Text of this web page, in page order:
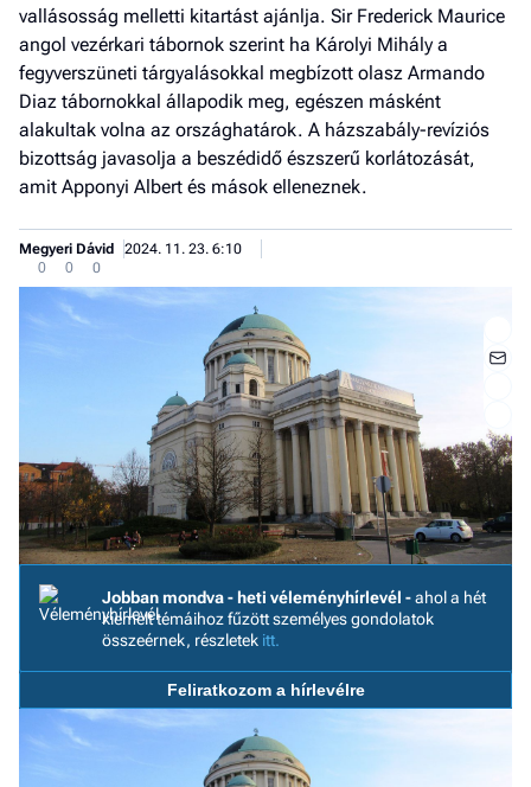
-
vallásosság melletti kitartást ajánlja. Sir Frederick Maurice
angol vezérkari tábornok szerint ha Károlyi Mihály a
fegyverszüneti tárgyalásokkal megbízott olasz Armando
Diaz tábornokkal állapodik meg, egészen másként
alakultak volna az országhatárok. A házszabály-revíziós
bizottság javasolja a beszédidő észszerű korlátozását,
amit Apponyi Albert és mások elleneznek.
Megyeri Dávid
2024. 11. 23. 6:10
0
0 0
Jobban mondva - heti véleményhírlevél -ahol a hét
kiemelt témáihoz fűzött személyes gondolatok
összeérnek, részletek itt.
Feliratkozom a hírlevélre